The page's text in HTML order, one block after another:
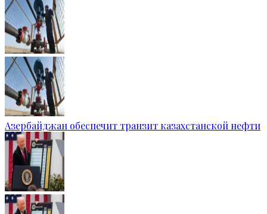
Азербайджан обеспечит транзит казахстанской нефти